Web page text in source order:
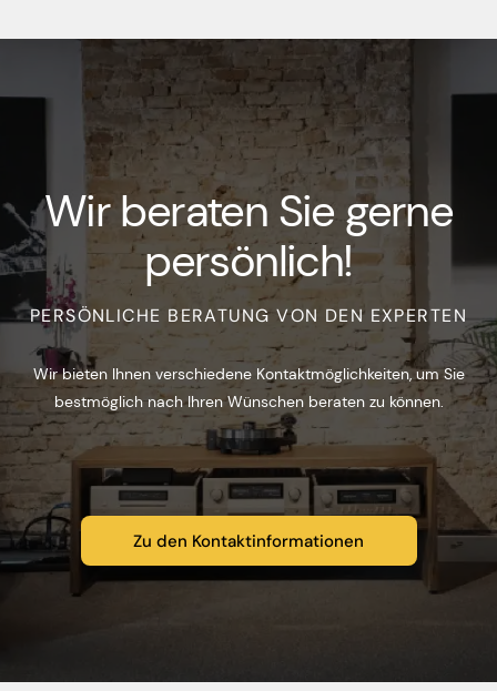
Wir beraten Sie gerne
persönlich!
PERSÖNLICHE BERATUNG VON DEN EXPERTEN
Wir bieten Ihnen verschiedene Kontaktmöglichkeiten, um Sie
bestmöglich nach Ihren Wünschen beraten zu können.
Zu den Kontaktinformationen